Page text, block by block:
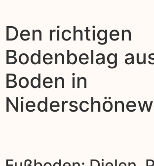
Den richtigen
Bodenbelag
Boden in